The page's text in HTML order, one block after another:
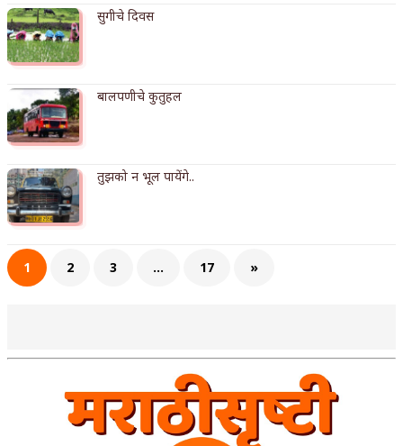
सुगीचे दिवस
बालपणीचे कुतुहल
तुझको न भूल पायेंगे..
1 2 3 … 17 »